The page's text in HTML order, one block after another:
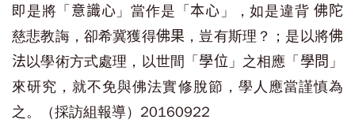
即是將「 意識心 」當作是「本心 」，如是違背佛陀
慈悲教誨，卻希冀獲得佛果 ，豈有斯理？；是以將佛
法以學術方式處理，以世間「 學位 」之相應「 學問 」
來研究，就不免與佛法實修脫節，學人應當謹慎為
之。（採訪組報導）20160922